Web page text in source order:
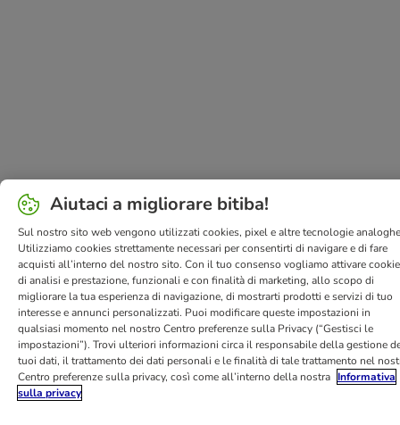
Aiutaci a migliorare bitiba!
Sul nostro sito web vengono utilizzati cookies, pixel e altre tecnologie
Utilizziamo cookies strettamente necessari per consentirti di navigare e di fare
acquisti all’interno del nostro sito. Con il tuo consenso vogliamo attivare
di analisi e prestazione, funzionali e con finalità di marketing, allo scopo di
migliorare la tua esperienza di navigazione, di mostrarti prodotti e servizi di tuo
interesse e annunci personalizzati. Puoi modificare queste impostazioni in
qualsiasi momento nel nostro Centro preferenze sulla Privacy (“Gestisci le
impostazioni”). Trovi ulteriori informazioni circa il responsabile della gestione
tuoi dati, il trattamento dei dati personali e le finalità di tale trattamento nel
Centro preferenze sulla privacy, così come all’interno della nostra Informativa
sulla privacy